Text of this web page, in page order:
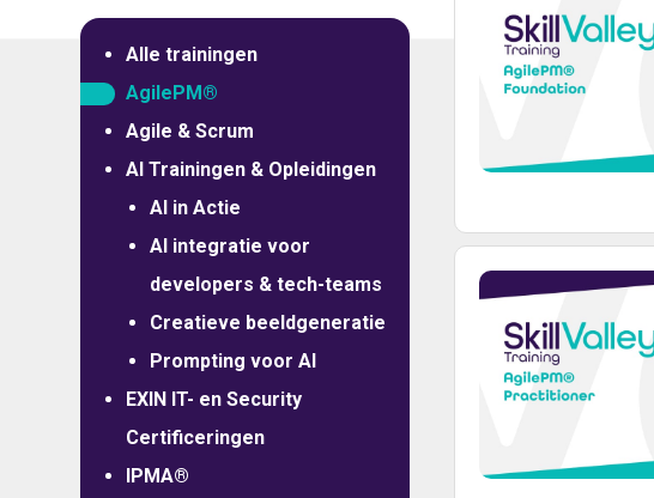
Alle trainingen
AgilePM®
Agile & Scrum
AI Trainingen & Opleidingen
AI in Actie
AI integratie voor
developers & tech-teams
Creatieve beeldgeneratie
Prompting voor AI
EXIN IT- en Security
Certificeringen
IPMA®